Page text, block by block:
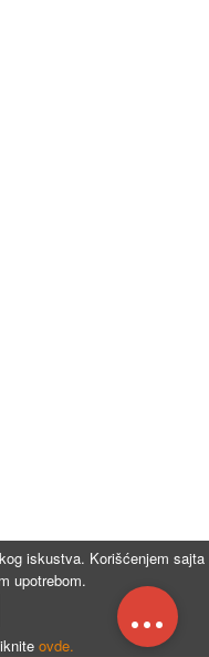
iskustva. Korišćenjem sajta
upotrebom.
ovde.
...